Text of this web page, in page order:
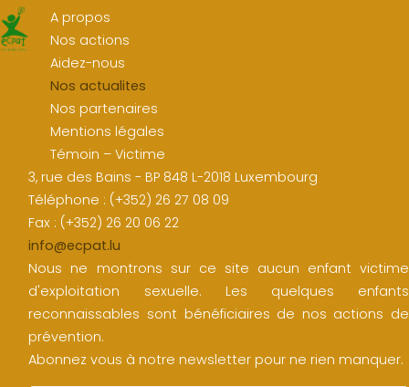
A propos
Nos actions
Aidez-nous
Nos actualites
Nos partenaires
Mentions légales
Témoin – Victime
3, rue des Bains - BP 848 L-2018 Luxembourg
Téléphone : (+352) 26 27 08 09
Fax : (+352) 26 20 06 22
info@ecpat.lu
Nous ne montrons sur ce site aucun enfant victime
d'exploitation sexuelle. Les quelques enfants
reconnaissables sont bénéficiaires de nos actions de
prévention.
Abonnez vous à notre newsletter pour ne rien manquer.